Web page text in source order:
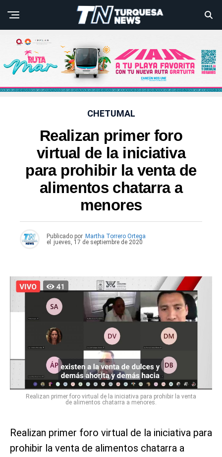
CHETUMAL
Realizan primer foro
virtual de la iniciativa
para prohibir la venta de
alimentos chatarra a
menores
Publicado por Martha Torrero Ortega
el
jueves, 17 de septiembre de 2020
Realizan primer foro virtual de la iniciativa para prohibir la venta
de alimentos chatarra a menores.
Realizan primer foro virtual de la iniciativa para
prohibir la venta de alimentos chatarra a